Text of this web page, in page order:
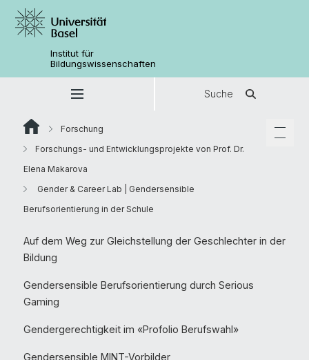
Institut für
Bildungswissenschaften
Suche
Forschung
Forschungs- und Entwicklungsprojekte von Prof. Dr.
Elena Makarova
Gender & Career Lab | Gendersensible
Berufsorientierung in der Schule
Auf dem Weg zur Gleichstellung der Geschlechter in der
Bildung
Gendersensible Berufsorientierung durch Serious
Gaming
Gendergerechtigkeit im «Profolio Berufswahl»
Gendersensible MINT-Vorbilder